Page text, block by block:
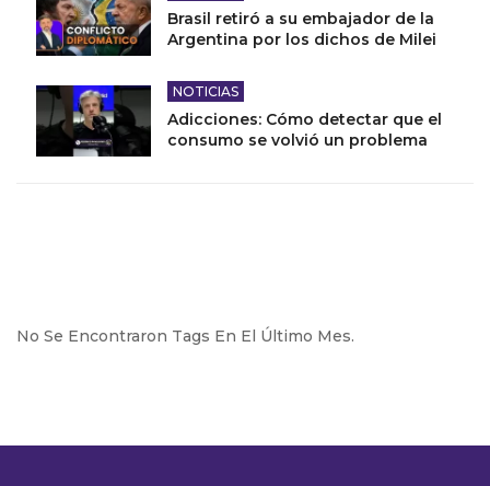
Brasil retiró a su embajador de la
Argentina por los dichos de Milei
NOTICIAS
Adicciones: Cómo detectar que el
consumo se volvió un problema
No Se Encontraron Tags En El Último Mes.